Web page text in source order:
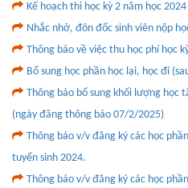
Kế hoạch thi học kỳ 2 năm học
Nhắc nhở, đôn đốc sinh viên nộp
Thông báo về việc thu học phí học
Bổ sung học phần học lại, học đi
Thông báo bổ sung khối lượng học
(ngày đăng thông báo 07/2/2025)
Thông báo v/v đăng ký các học
tuyển sinh 2024.
Thông báo v/v đăng ký các học